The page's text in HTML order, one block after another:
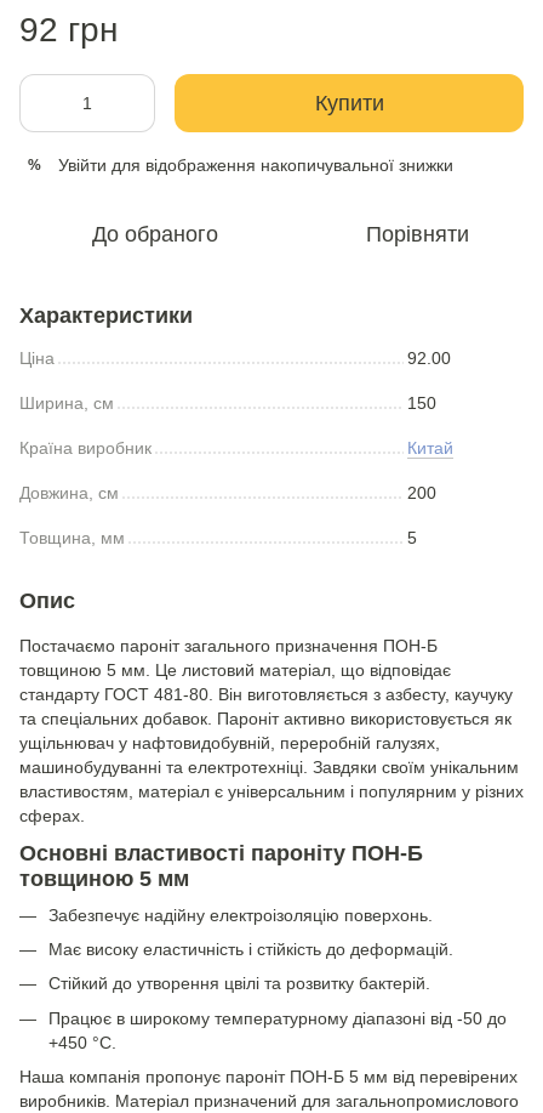
92 грн
Купити
% Увійти для відображення накопичувальної знижки
До обраного Порівняти
Характеристики
Ціна 92.00
Ширина, см 150
Країна виробник Китай
Довжина, см 200
Товщина, мм 5
Опис
Постачаємо пароніт загального призначення ПОН-Б
товщиною 5 мм. Це листовий матеріал, що відповідає
стандарту ГОСТ 481-80. Він виготовляється з азбесту, каучуку
та спеціальних добавок. Пароніт активно використовується як
ущільнювач у нафтовидобувній, переробній галузях,
машинобудуванні та електротехніці. Завдяки своїм унікальним
властивостям, матеріал є універсальним і популярним у різних
сферах.
Основні властивості пароніту ПОН-Б
товщиною 5 мм
Забезпечує надійну електроізоляцію поверхонь.
Має високу еластичність і стійкість до деформацій.
Стійкий до утворення цвілі та розвитку бактерій.
Працює в широкому температурному діапазоні від -50 до
+450 °C.
Наша компанія пропонує пароніт ПОН-Б 5 мм від перевірених
виробників. Матеріал призначений для загальнопромислового